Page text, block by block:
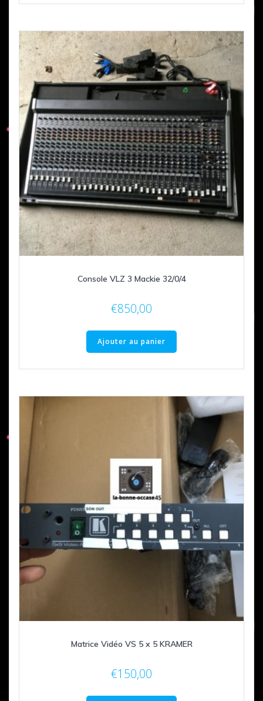
Console VLZ 3 Mackie 32/0/4
€850,00
Ajouter au panier
Matrice Vidéo VS 5 x 5 KRAMER
€150,00